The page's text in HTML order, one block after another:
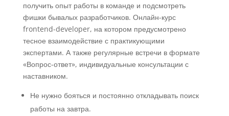
получить опыт работы в команде и подсмотреть
фишки бывалых разработчиков. Онлайн-курс
frontend-developer, на котором предусмотрено
тесное взаимодействие с практикующими
экспертами. А также регулярные встречи в формате
«Вопрос-ответ», индивидуальные консультации с
наставником.
Не нужно бояться и постоянно откладывать поиск
работы на завтра.